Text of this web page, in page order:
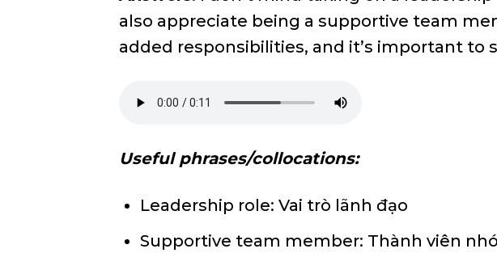
also appreciate being a supportive team
added responsibilities, and it’s important to
Useful phrases/collocations:
Leadership role: Vai trò lãnh đạo
Supportive team member: Thành viên